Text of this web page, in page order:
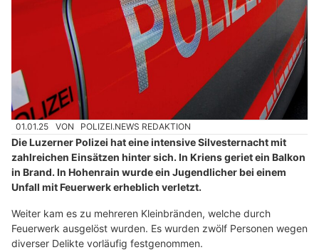
01.01.25 VON POLIZEI.NEWS REDAKTION
Die Luzerner Polizei hat eine intensive Silvesternacht mit
zahlreichen Einsätzen hinter sich. In Kriens geriet ein Balkon
in Brand. In Hohenrain wurde ein Jugendlicher bei einem
Unfall mit Feuerwerk erheblich verletzt.
Weiter kam es zu mehreren Kleinbränden, welche durch
Feuerwerk ausgelöst wurden. Es wurden zwölf Personen wegen
diverser Delikte vorläufig festgenommen.